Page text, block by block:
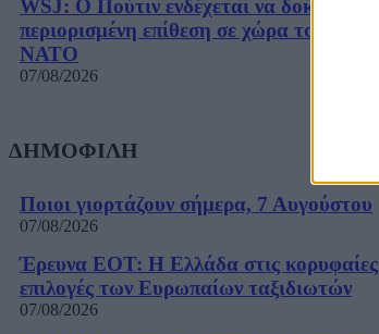
WSJ: Ο Πούτιν ενδέχεται να δοκιμάσει
περιορισμένη επίθεση σε χώρα του
ΝΑΤΟ
07/08/2026
ΔΗΜΟΦΙΛΗ
Ποιοι γιορτάζουν σήμερα, 7 Αυγούστου
07/08/2026
Έρευνα ΕΟΤ: Η Ελλάδα στις κορυφαίες
επιλογές των Ευρωπαίων ταξιδιωτών
07/08/2026